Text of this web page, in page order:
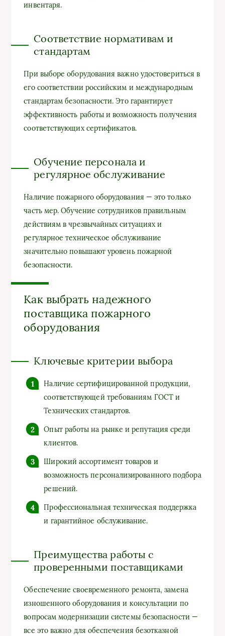
инвентаря.
Соответствие нормативам и
стандартам
При выборе оборудования важно удостовериться в
его соответствии российским и международным
стандартам безопасности. Это гарантирует
эффективность работы и возможность получения
соответствующих сертификатов.
Обучение персонала и
регулярное обслуживание
Наличие пожарного оборудования — это только
часть мер. Обучение сотрудников правильным
действиям в чрезвычайных ситуациях и
регулярное техническое обслуживание
значительно повышают уровень пожарной
безопасности.
Как выбрать надежного
поставщика пожарного
оборудования
Ключевые критерии выбора
Наличие сертифицированной продукции,
соответствующей требованиям ГОСТ и
Технических стандартов.
Опыт работы на рынке и репутация среди
клиентов.
Широкий ассортимент товаров и
возможность персонализированного подбора
решений.
Профессиональная техническая поддержка
и гарантийное обслуживание.
Преимущества работы с
проверенными поставщиками
Обеспечение своевременного ремонта, замена
изношенного оборудования и консультации по
вопросам модернизации системы безопасности —
все это важно для обеспечения безотказной